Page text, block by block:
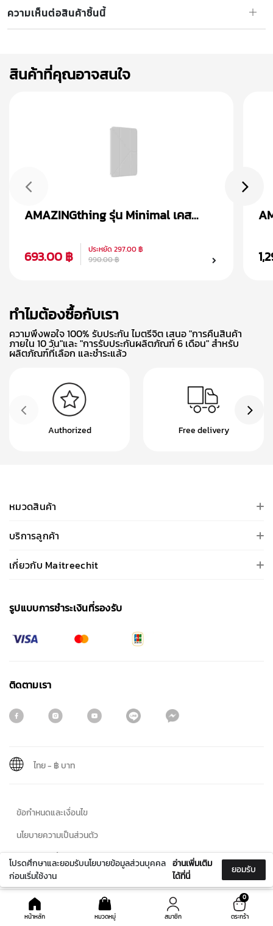
หน้าหลัก หมวดหมู่ สมาชิก
0
ตระกร้า
โปรดศึกษาและยอมรับนโยบายข้อมูลส่วนบุคคล
ก่อนเริ่มใช้งาน
อ่านเพิ่มเติม
ได้ที่นี่
ยอมรับ
ความเห็นต่อสินค้าชิ้นนี้
สินค้าที่คุณอาจสนใจ
AMAZINGthing รุ่น Minimal เคส
693.00 ฿
ประหยัด 297.00 ฿
990.00 ฿
ทำไมต้องซื้อกับเรา
ความพึงพอใจ 100% รับประกัน ไมตรีจิต เสนอ "การคืนสินค้า
ภายใน 10 วัน"และ "การรับประกันผลิตภัณฑ์ 6 เดือน" สำหรับ
ผลิตภัณฑ์ที่เลือก และชำระแล้ว
Authorized Free delivery
หมวดสินค้า
บริการลูกค้า
เกี่ยวกับ Maitreechit
รูปแบบการชําระเงินที่รองรับ
ติดตามเรา
© 2024 Maitreechit888. All Rights Reserved
ข้อกำหนดและเงื่อนไข
นโยบายความเป็นส่วนตัว
นโยบายคุกกี้
ไทย- ฿ บาท
ชื่อ
นามสกุล
< / > m.me/213201505944094< / >